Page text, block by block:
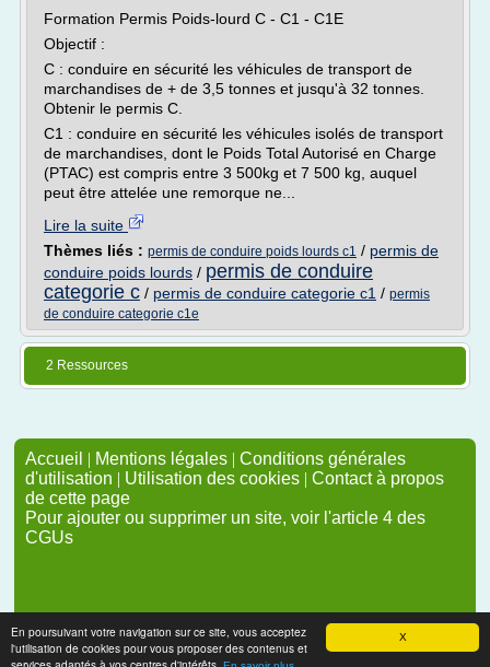
X
En poursuivant votre navigation sur ce site, vous acceptez
l'utilisation de cookies pour vous proposer des contenus et
Formation Permis Poids-lourd C - C1 - C1E
Objectif :
C : conduire en sécurité les véhicules de transport de
marchandises de + de 3,5 tonnes et jusqu'à 32 tonnes.
Obtenir le permis C.
C1 : conduire en sécurité les véhicules isolés de transport
de marchandises, dont le Poids Total Autorisé en Charge
(PTAC) est compris entre 3 500kg et 7 500 kg, auquel
peut être attelée une remorque ne...
Lire la suite
Thèmes liés : permis de conduire poids lourds c1 / permis de
conduire poids lourds / permis de conduire
categorie c / permis de conduire categorie c1 / permis
de conduire categorie c1e
2 Ressources
Accueil | Mentions légales | Conditions générales
d'utilisation | Utilisation des cookies | Contact à propos
de cette page
Pour ajouter ou supprimer un site, voir l'article 4 des
CGUs